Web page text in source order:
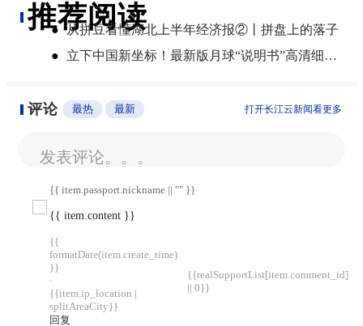
推荐阅读
● 从拼豆看懂湖北上半年经济报②丨拼盘上的落子
●
立下中国新坐标！最新版月球“说明书”高清细节图来了
评论 最热 最新 打开长江云新闻看更多
发表评论。。。
{{ item.passport.nickname || "" }}
{{ item.content }}
{{
formatDate(item.create_time)
}}
·
{{item.ip_location |
splitAreaCity}}
回复
{{realSupportList[item.comment_id]
|| 0}}